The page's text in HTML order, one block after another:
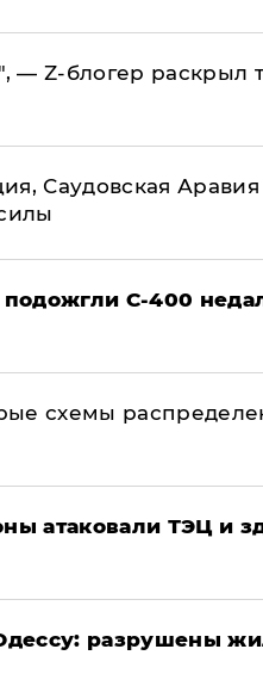
— Z-блогер раскрыл
Саудовская
С-400
схемы
атаковали ТЭЦ и
разрушены